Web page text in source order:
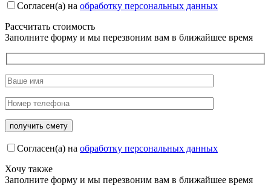
Согласен(а) на обработку персональных данных
Рассчитать стоимость
Заполните форму и мы перезвоним вам в ближайшее время
Согласен(а) на обработку персональных данных
Хочу также
Заполните форму и мы перезвоним вам в ближайшее время